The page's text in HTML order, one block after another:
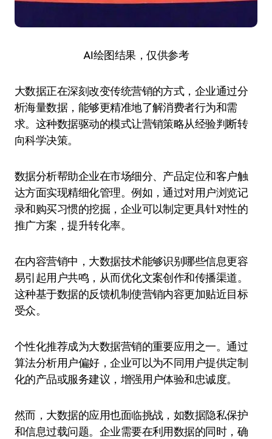
AI绘图结果，仅供参考
大数据正在深刻改变传统营销的方式，企业通过分
析海量数据，能够更精准地了解消费者行为和需
求。这种数据驱动的模式让营销策略从经验判断转
向科学决策。
数据分析帮助企业在市场细分、产品定位和客户触
达方面实现精细化管理。例如，通过对用户浏览记
录和购买习惯的挖掘，企业可以制定更具针对性的
推广方案，提升转化率。
在内容营销中，大数据技术能够识别哪些信息更容
易引起用户共鸣，从而优化文案创作和传播渠道。
这种基于数据的反馈机制使营销内容更加贴近目标
受众。
个性化推荐成为大数据营销的重要应用之一。通过
算法分析用户偏好，企业可以为不同用户提供定制
化的产品或服务建议，增强用户体验和忠诚度。
然而，大数据的应用也面临挑战，如数据隐私保护
和信息过载问题。企业需要在利用数据的同时，确